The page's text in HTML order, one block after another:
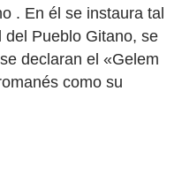
. En él se instaura tal
Pueblo Gitano, se
declaran el «Gelem
como su